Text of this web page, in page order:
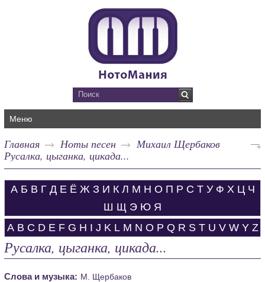
Меню
Главная Ноты песен
Михаил Щербаков
Русалка, цыганка, цикада...
А Б В Г Д Е Ё Ж З И К Л М Н О П Р С Т У Ф Х Ц Ч
Ш Щ Э Ю Я
A B C D E F G H I J K L M N O P Q R S T U V W Y Z
Русалка, цыганка, цикада...
Слова и музыка: М. Щербаков